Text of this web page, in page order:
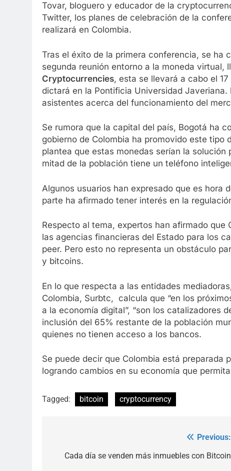
Tovar, bloguero y educador de la
Twitter, los planes de celebración de la
realizará en Colombia.
Tras el éxito de la primera conferencia, se ha
segunda reunión entorno a la moneda virtual,
Cryptocurrencies, esta se llevará a cabo el
dictará en la Pontificia Universidad
asistentes acerca del funcionamiento del
Se rumora que la capital del país, Bogotá ha
gobierno de Colombia ha promovido este
plantea que estas monedas serían la
mitad de la población tiene un teléfono
Algunos usuarios han expresado que es hora
parte ha afirmado tener interés en la
Respecto al tema, expertos han afirmado
las agencias financieras del Estado para los
peer. Pero esto no representa un obstáculo
y bitcoins.
En lo que respecta a las entidades
Colombia, Surbtc, calcula que “en los
a la economía digital”, “son los catalizadores
inclusión del 65% restante de la población
quienes no tienen acceso a los bancos.
Se puede decir que Colombia está
logrando cambios en su economía que
Tagged: bitcoin cryptocurrency
navigation
Previous:
Cada día se venden más inmuebles con Bitcoin